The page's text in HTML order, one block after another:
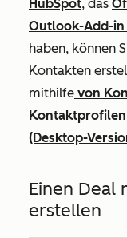
HubSpot, das
Outlook-Add-in
haben, können
Kontakten
mithilfe von
(Desktop-
Einen Deal
erstellen